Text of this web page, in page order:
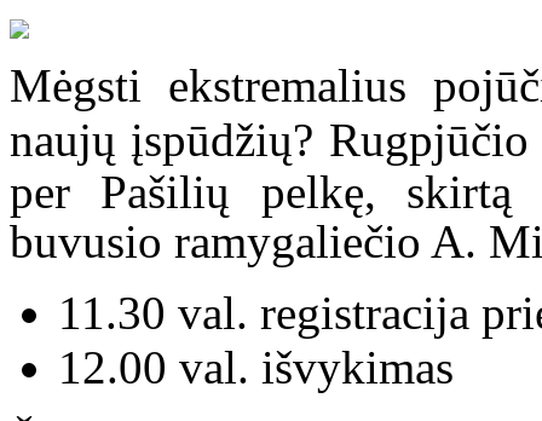
Mėgsti ekstremalius
naujų įspūdžių?
per Pašilių pelkę, skirtą
buvusio ramygaliečio A.
11.30 val. registracija
12.00 val. išvykimas